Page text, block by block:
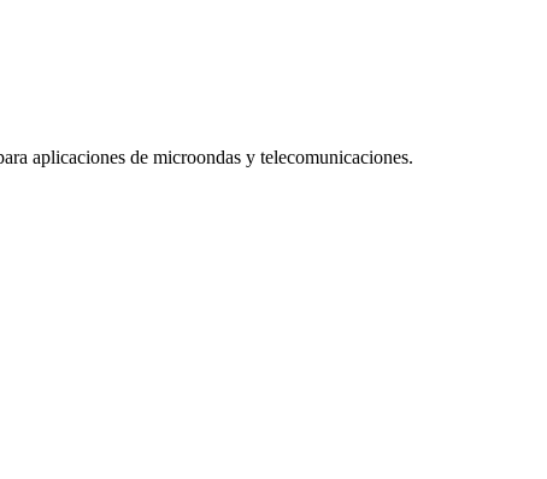
aplicaciones de microondas y telecomunicaciones.